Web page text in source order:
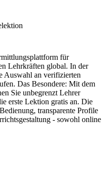
für
Lehrkräften global. In der
Auswahl an verifizierten
Das Besondere: Mit dem
Sie unbegrenzt Lehrer
erste Lektion gratis an. Die
transparente Profile
- sowohl online